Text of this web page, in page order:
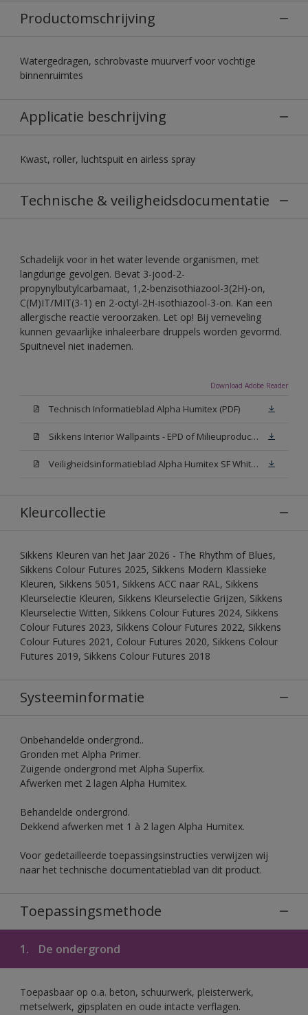
Productomschrijving
Watergedragen, schrobvaste muurverf voor vochtige
binnenruimtes
Applicatie beschrijving
Kwast, roller, luchtspuit en airless spray
Technische & veiligheidsdocumentatie
Schadelijk voor in het water levende organismen, met
langdurige gevolgen. Bevat 3-jood-2-
propynylbutylcarbamaat, 1,2-benzisothiazool-3(2H)-on,
C(M)IT/MIT(3-1) en 2-octyl-2H-isothiazool-3-on. Kan een
allergische reactie veroorzaken. Let op! Bij verneveling
kunnen gevaarlijke inhaleerbare druppels worden gevormd.
Spuitnevel niet inademen.
Download Adobe Reader
Technisch Informatieblad Alpha Humitex (PDF)
Sikkens Interior Wallpaints - EPD of Milieuproductverklaring
Veiligheidsinformatieblad Alpha Humitex SF White W05 (MSDS)
Kleurcollectie
Sikkens Kleuren van het Jaar 2026 - The Rhythm of Blues,
Sikkens Colour Futures 2025, Sikkens Modern Klassieke
Kleuren, Sikkens 5051, Sikkens ACC naar RAL, Sikkens
Kleurselectie Kleuren, Sikkens Kleurselectie Grijzen, Sikkens
Kleurselectie Witten, Sikkens Colour Futures 2024, Sikkens
Colour Futures 2023, Sikkens Colour Futures 2022, Sikkens
Colour Futures 2021, Colour Futures 2020, Sikkens Colour
Futures 2019, Sikkens Colour Futures 2018
Systeeminformatie
Onbehandelde ondergrond..
Gronden met Alpha Primer.
Zuigende ondergrond met Alpha Superfix.
Afwerken met 2 lagen Alpha Humitex.
Behandelde ondergrond.
Dekkend afwerken met 1 à 2 lagen Alpha Humitex.
Voor gedetailleerde toepassingsinstructies verwijzen wij
naar het technische documentatieblad van dit product.
Toepassingsmethode
1. De ondergrond
Toepasbaar op o.a. beton, schuurwerk, pleisterwerk,
metselwerk, gipsplaten en oude intacte verflagen.